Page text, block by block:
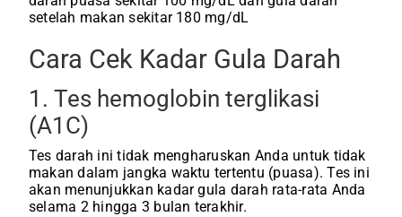
setelah makan sekitar 180 mg/dL
Cara Cek Kadar Gula Darah
1. Tes hemoglobin terglikasi
(A1C)
Tes darah ini tidak mengharuskan Anda untuk tidak
makan dalam jangka waktu tertentu (puasa). Tes ini
akan menunjukkan kadar gula darah rata-rata Anda
selama 2 hingga 3 bulan terakhir.